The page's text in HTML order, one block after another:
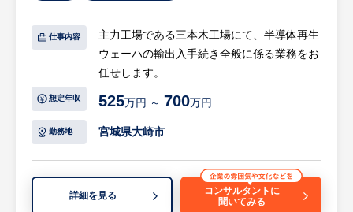
最適なマッチングを検索・抽出できるシステ
ム。マーケットにおける自分のポジションを
把握し、将来に向けた目標設定(ポジション
を第一に考え、ご希望を考慮し決定すること
台であることがメイテックフィルダーズの強
みです。
※詳細は面談時にお伝えします
仕事内容
主力工場である三本木工場にて、半導体再生
ウェーハの輸出入手続き全般に係る業務をお
任せします。
【具体的には…】
・アメリカ、ヨーロッパ、中国、韓国などの
・出荷手配および顧客への出荷連絡、納品確
・物流請求書の処理、支払依頼、入金状況確
想定年収 525万円 ～ 700万円
勤務地 宮城県大崎市
詳細を見る
コンサルタントに
聞いてみる